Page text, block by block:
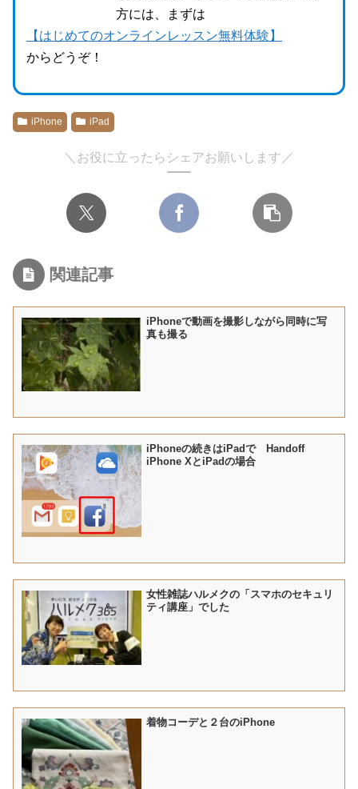
方には、まずは
【はじめてのオンラインレッスン無料体験】
からどうぞ！
iPhone iPad
＼お役に立ったらシェアお願いします／
関連記事
iPhoneで動画を撮影しながら同時に写
真も撮る
iPhoneの続きはiPadで Handoff
iPhone XとiPadの場合
女性雑誌ハルメクの「スマホのセキュリ
ティ講座」でした
着物コーデと２台のiPhone